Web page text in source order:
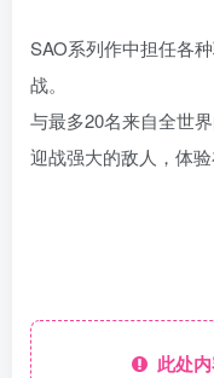
SAO系列作中担任各
战。
与最多20名来自全世
迎战强大的敌人，体
此处内